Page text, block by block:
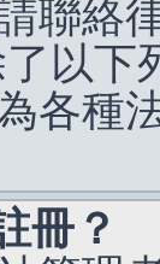
聯絡
以下
各種
冊？